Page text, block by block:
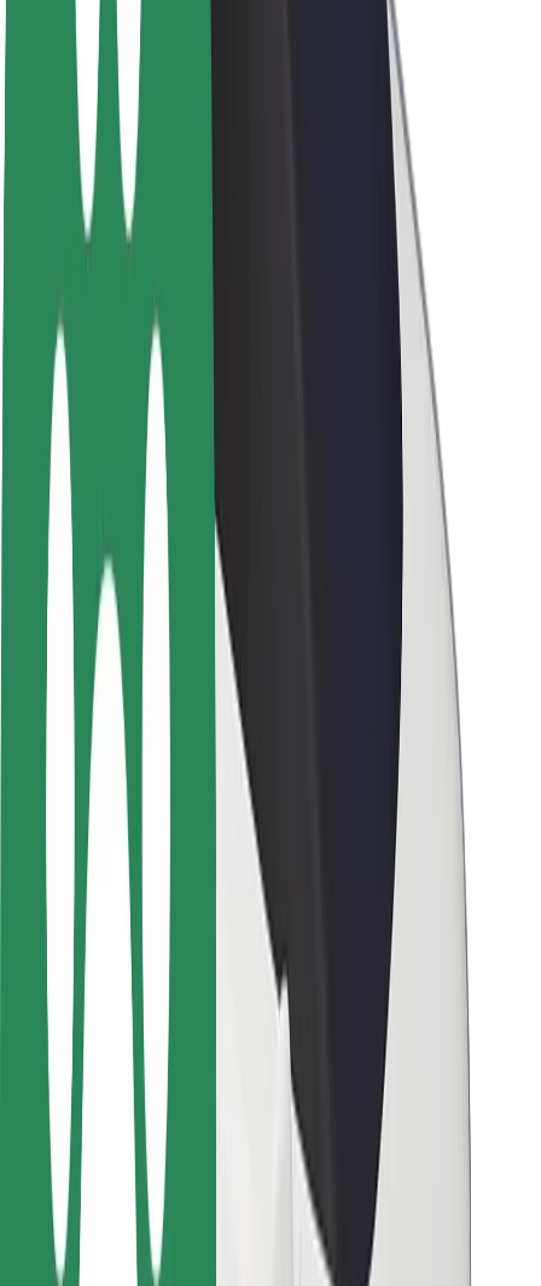
นโยบายด้านความยั่งยืนของ Bolt
Project Zero
บล็อก
ห้องข่าว
แนวทางการสร้างแบรนด์
นักลงทุนสัมพันธ์
ทีมผู้นำ
แบรนด์
Urban Fund
ความปลอดภัย
ความปลอดภัยของผู้โดยสาร
ความปลอดภัยของคนขับ
ความปลอดภัยในการใช้สกู๊ตเตอร์
ห้องแล็บความปลอดภัย
เมือง
ตำแหน่ง
ทางแก้ปัญหาภายในเมือง
สนามบิน
แท่นชาร์จของ Bolt
การสนับสนุน
สำหรับผู้โดยสาร
สำหรับคนขับ
สำหรับพนักงานส่งของ